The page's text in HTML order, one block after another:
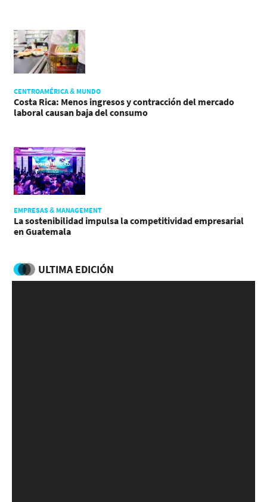
CENTROAMÉRICA & MUNDO
Costa Rica: Menos ingresos y contracción del mercado
laboral causan baja del consumo
EMPRESAS & MANAGEMENT
La sostenibilidad impulsa la competitividad empresarial
en Guatemala
ULTIMA EDICIÓN